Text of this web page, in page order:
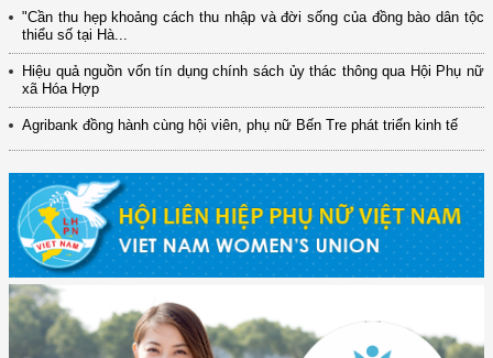
"Cần thu hẹp khoảng cách thu nhập và đời sống của đồng bào dân tộc
thiểu số tại Hà...
Hiệu quả nguồn vốn tín dụng chính sách ủy thác thông qua Hội Phụ nữ
xã Hóa Hợp
Agribank đồng hành cùng hội viên, phụ nữ Bến Tre phát triển kinh tế